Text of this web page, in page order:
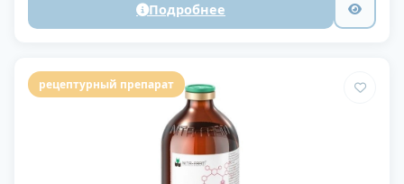
Подробнее
рецептурный препарат